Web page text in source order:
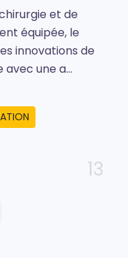
et de
équipée, le
innovations de
une a...
13